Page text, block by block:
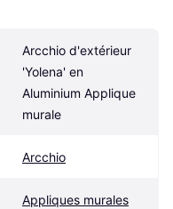
Arcchio d'extérieur
'Yolena' en
Aluminium Applique
murale
Arcchio
Appliques murales